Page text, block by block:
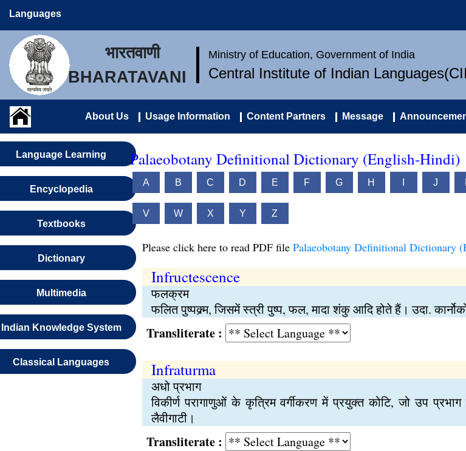
Languages
भारतवाणी
BHARATAVANI
Ministry of Education, Government of India
Central Institute of Indian
About Us Usage Information Content Partners Message
Language Learning
Encyclopedia
Textbooks
Dictionary
Multimedia
Indian Knowledge System
Classical Languages
Palaeobotany Definitional Dictionary (English-Hindi)
A B C D E F G H J
V W X Y Z
Please click here to read PDF file Palaeobotany Definitional Dictionary
Infructescence
फलक्रम
फलित पुष्पक्र्म, जिसमें स्त्री पुष्प, फल, मादा शंकु आदि होते हैं। उदा.
Transliterate :
Infraturma
अधो प्रभाग
विकीर्ण परागाणुओं के कृत्रिम वर्गीकरण में प्रयुक्त कोटि, जो उप
लैवीगाटी।
Transliterate :